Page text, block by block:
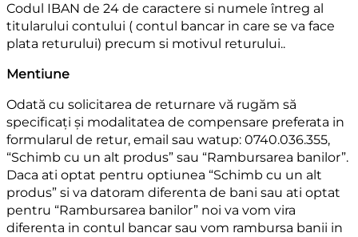
Codul IBAN de 24 de caractere si numele întreg al
titularului contului ( contul bancar in care se va face
plata returului) precum si motivul returului..
Mentiune
Odată cu solicitarea de returnare vă rugăm să
specificați și modalitatea de compensare preferata in
formularul de retur, email sau watup: 0740.036.355,
“Schimb cu un alt produs” sau “Rambursarea banilor”.
Daca ati optat pentru optiunea “Schimb cu un alt
produs” si va datoram diferenta de bani sau ati optat
pentru “Rambursarea banilor” noi va vom vira
diferenta in contul bancar sau vom rambursa banii in